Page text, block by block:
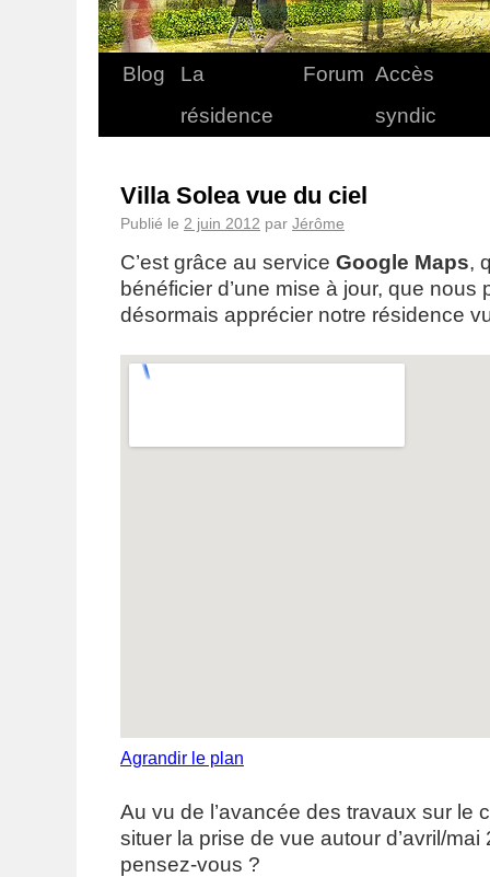
Blog
La
résidence
Forum Accès
syndic
Villa Solea vue du ciel
Publié le 2 juin 2012 par Jérôme
C’est grâce au service Google Maps,
bénéficier d’une mise à jour, que nous
désormais apprécier notre résidence
Agrandir le plan
Au vu de l’avancée des travaux sur le
situer la prise de vue autour d’avril/mai
pensez-vous ?